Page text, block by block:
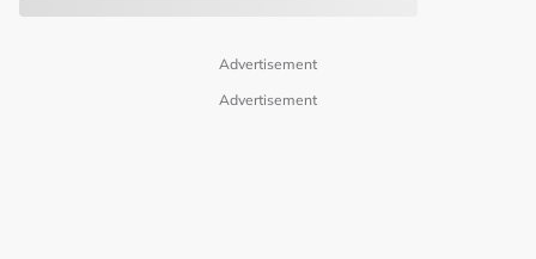
Advertisement
Advertisement